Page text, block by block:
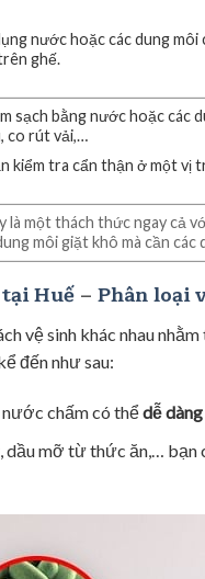
nước hoặc các dung
ghế.
sạch bằng nước hoặc các
co rút vải,…
kiểm tra cẩn thận ở một vị
là một thách thức ngay cả
môi giặt khô mà cần
Huế – Phân loại
vệ sinh khác nhau
đến như sau:
chấm có thểdễ
mỡ từ thức ăn,… bạn